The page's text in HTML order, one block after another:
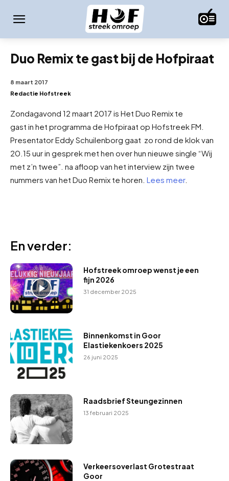
Duo Remix te gast bij de Hofpiraat
8 maart 2017
Redactie Hofstreek
Zondagavond 12 maart 2017 is Het Duo Remix te
gast in het programma de Hofpiraat op Hofstreek FM.
Presentator Eddy Schuilenborg gaat zo rond de klok van
20.15 uur in gesprek met hen over hun nieuwe single “Wij
met z’n twee”. na afloop van het interview zijn twee
nummers van het Duo Remix te horen. Lees meer.
En verder:
Hofstreek omroep wenst je een
fijn 2026
31 december 2025
Binnenkomst in Goor
Elastiekenkoers 2025
26 juni 2025
Raadsbrief Steungezinnen
13 februari 2025
Verkeersoverlast Grotestraat
Goor